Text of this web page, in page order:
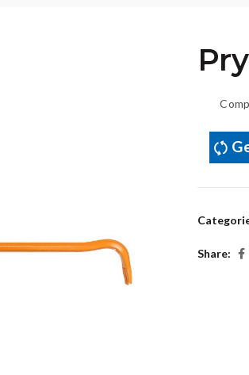
Share